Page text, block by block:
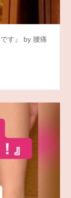
す』 by 腰痛